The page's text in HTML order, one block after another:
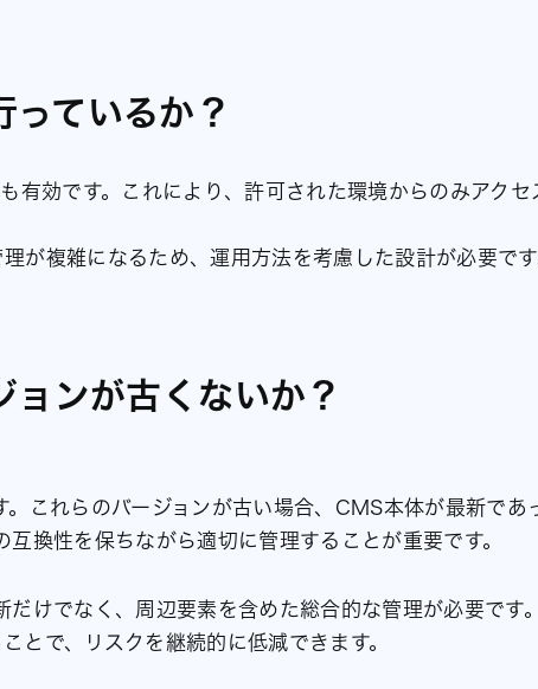
ているか？
有効です。これにより、許可された環境からのみアクセ
が複雑になるため、運用方法を考慮した設計が必要です
ンが古くないか？
これらのバージョンが古い場合、CMS本体が最新であ
換性を保ちながら適切に管理することが重要です。
けでなく、周辺要素を含めた総合的な管理が必要です
とで、リスクを継続的に低減できます。